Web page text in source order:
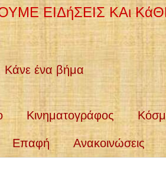
ΕΙΔήΣΕΙΣ ΚΑι
Κάνε ένα βήμα
Κινηματογράφος
Επαφή Ανακοινώσεις